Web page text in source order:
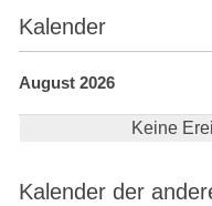
Kalender
August 2026
Keine
Kalender der